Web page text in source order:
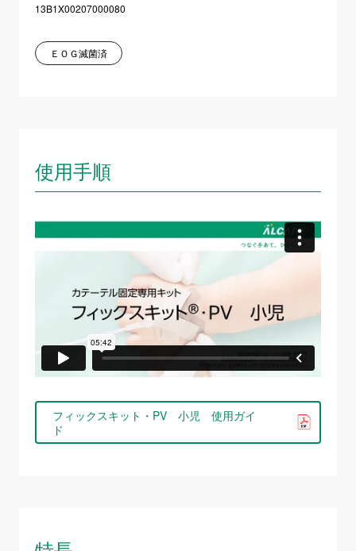
13B1X00207000080
ＥＯＧ滅菌済
使用手順
フィックスキット・PV 小児 使用ガイ
ド